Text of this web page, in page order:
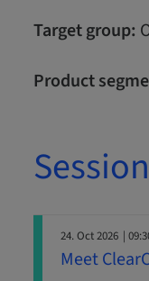
Target group:
Product
24. Oct 2026 |
Meet